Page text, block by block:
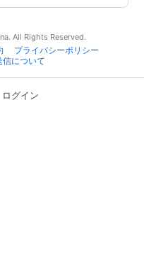
All Rights Reserved.
プライバシーポリシー
信について
ログイン